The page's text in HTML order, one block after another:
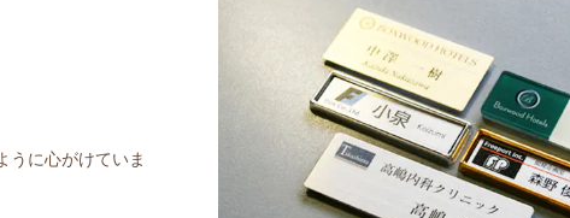
うに心がけていま